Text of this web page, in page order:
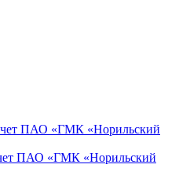
ПАО «ГМК «Норильский
ПАО «ГМК «Норильский